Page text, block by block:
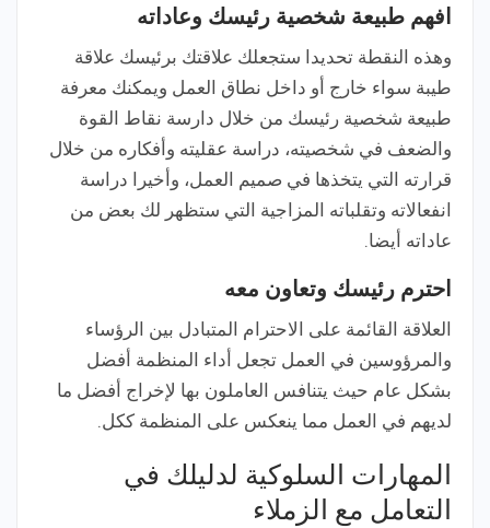
افهم طبيعة شخصية رئيسك وعاداته
وهذه النقطة تحديدا ستجعلك علاقتك برئيسك علاقة
طيبة سواء خارج أو داخل نطاق العمل ويمكنك معرفة
طبيعة شخصية رئيسك من خلال دارسة نقاط القوة
والضعف في شخصيته، دراسة عقليته وأفكاره من خلال
قرارته التي يتخذها في صميم العمل، وأخيرا دراسة
انفعالاته وتقلباته المزاجية التي ستظهر لك بعض من
عاداته أيضا.
احترم رئيسك وتعاون معه
العلاقة القائمة على الاحترام المتبادل بين الرؤساء
والمرؤوسين في العمل تجعل أداء المنظمة أفضل
بشكل عام حيث يتنافس العاملون بها لإخراج أفضل ما
لديهم في العمل مما ينعكس على المنظمة ككل.
المهارات السلوكية لدليلك في
التعامل مع الزملاء